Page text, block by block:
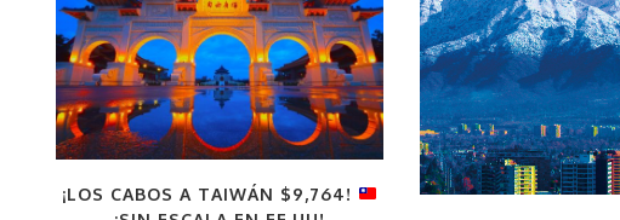
¡LOS CABOS A TAIWÁN $9,764!